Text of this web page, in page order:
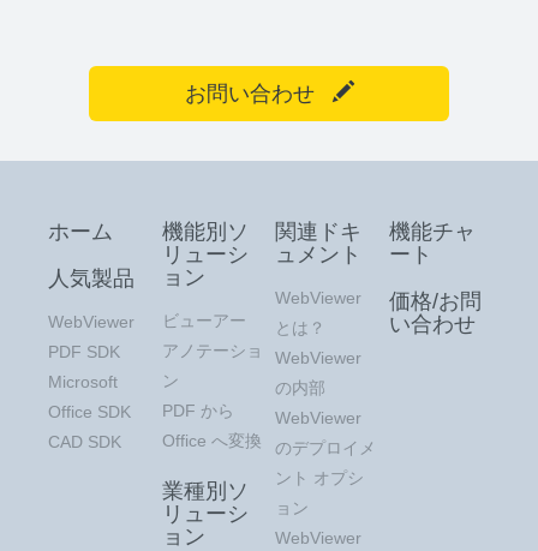
お問い合わせ
ホーム
人気製品
WebViewer
PDF SDK
Microsoft
Office SDK
CAD SDK
機能別ソ
リューシ
ョン
ビューアー
アノテーショ
ン
PDF から
Office へ変換
業種別ソ
リューシ
ョン
関連ドキ
ュメント
WebViewer
とは？
WebViewer
の内部
WebViewer
のデプロイメ
ント オプシ
ョン
WebViewer
機能チャ
ート
価格/お問
い合わせ